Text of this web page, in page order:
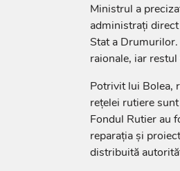
Ministrul a
administrați
Stat a
raionale, iar
Potrivit lui Bolea,
rețelei rutiere
Fondul Rutier au
reparația și
distribuită